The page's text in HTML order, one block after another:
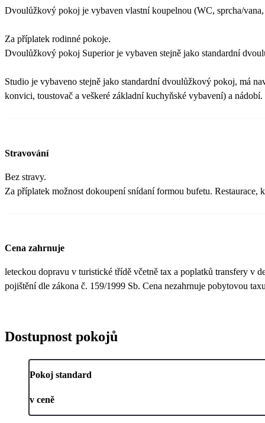
Dvoulůžkový pokoj je vybaven vlastní koupelnou (WC, sprcha/
Za příplatek rodinné pokoje.
Dvoulůžkový pokoj Superior je vybaven stejně jako standardní
Studio je vybaveno stejně jako standardní dvoulůžkový pokoj, má
konvici, toustovač a veškeré základní kuchyňské vybavení) a nádobí.
Stravování
Bez stravy.
Za příplatek možnost dokoupení snídaní formou bufetu. Restaurace,
Cena zahrnuje
leteckou dopravu v turistické třídě včetně tax a poplatků transfery v
pojištění dle zákona č. 159/1999 Sb. Cena nezahrnuje pobytovou
Dostupnost pokojů
Pokoj standard
v ceně